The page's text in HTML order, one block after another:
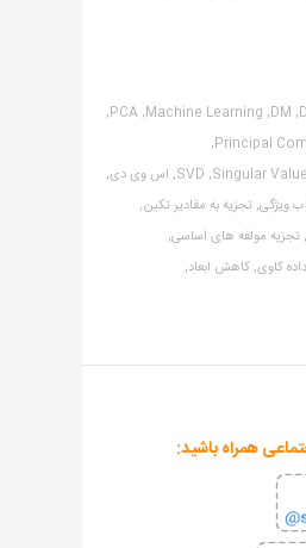
DM,
Machine Learning,
PCA,
Principal
Singular
SVD, اس وی دی,
ویژگی,تجزیه به مقادیر تکین,
تجزیه مولفه های اساسی,
داده کاوی,کاهش ابعاد,
همراه باشید: